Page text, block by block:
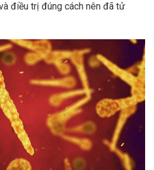
điều trị đúng cách nên đã tử